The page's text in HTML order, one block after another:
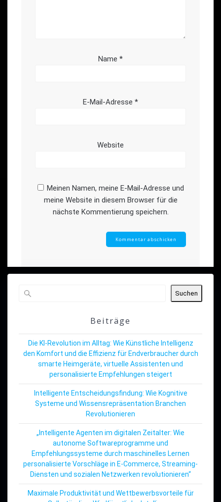
Name *
E-Mail-Adresse *
Website
Meinen Namen, meine E-Mail-Adresse und
meine Website in diesem Browser für die
nächste Kommentierung speichern.
Suchen
Beiträge
Die KI-Revolution im Alltag: Wie Künstliche Intelligenz
den Komfort und die Effizienz für Endverbraucher durch
smarte Heimgeräte, virtuelle Assistenten und
personalisierte Empfehlungen steigert
Intelligente Entscheidungsfindung: Wie Kognitive
Systeme und Wissensrepräsentation Branchen
Revolutionieren
„Intelligente Agenten im digitalen Zeitalter: Wie
autonome Softwareprogramme und
Empfehlungssysteme durch maschinelles Lernen
personalisierte Vorschläge in E-Commerce, Streaming-
Diensten und sozialen Netzwerken revolutionieren“
Maximale Produktivität und Wettbewerbsvorteile für